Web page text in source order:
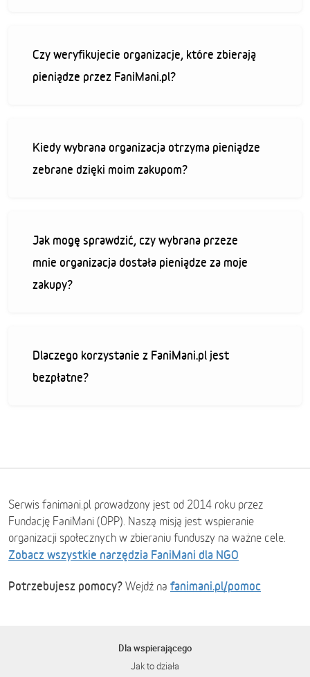
Czy weryfikujecie organizacje, które zbierają
pieniądze przez FaniMani.pl?
Kiedy wybrana organizacja otrzyma pieniądze
zebrane dzięki moim zakupom?
Jak mogę sprawdzić, czy wybrana przeze
mnie organizacja dostała pieniądze za moje
zakupy?
Dlaczego korzystanie z FaniMani.pl jest
bezpłatne?
Serwis fanimani.pl prowadzony jest od 2014 roku przez
Fundację FaniMani (OPP). Naszą misją jest wspieranie
organizacji społecznych w zbieraniu funduszy na ważne cele.
Zobacz wszystkie narzędzia FaniMani dla NGO
Potrzebujesz pomocy? Wejdź na fanimani.pl/pomoc
Dla wspierającego
Jak to działa